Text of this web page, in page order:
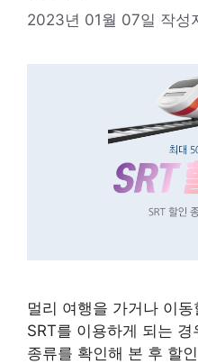
2023년 01월 07일 작성
멀리 여행을 가거나 이
SRT를 이용하게 되는
종류를 확인해 본 후 할